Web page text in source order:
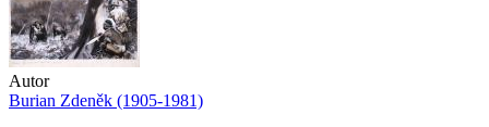
Autor
Burian Zdeněk (1905-1981)